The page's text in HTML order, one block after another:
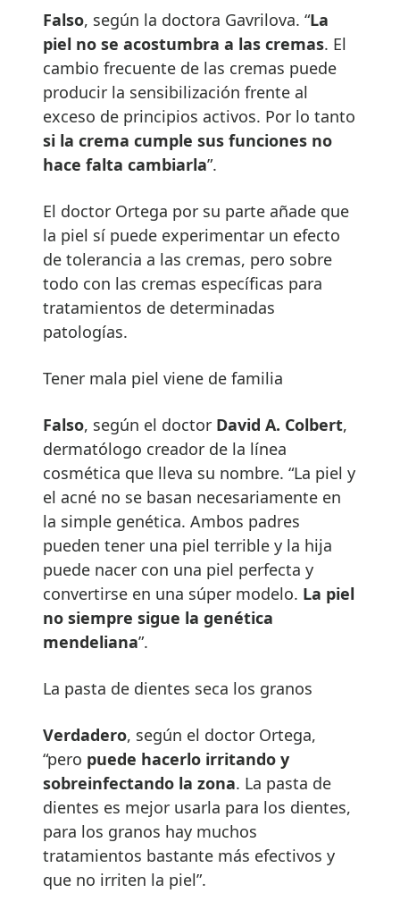
Falso, según la doctora Gavrilova. “La
piel no se acostumbra a las cremas. El
cambio frecuente de las cremas puede
producir la sensibilización frente al
exceso de principios activos. Por lo tanto
si la crema cumple sus funciones no
hace falta cambiarla”.
El doctor Ortega por su parte añade que
la piel sí puede experimentar un efecto
de tolerancia a las cremas, pero sobre
todo con las cremas específicas para
tratamientos de determinadas
patologías.
Tener mala piel viene de familia
Falso, según el doctor David A. Colbert,
dermatólogo creador de la línea
cosmética que lleva su nombre. “La piel y
el acné no se basan necesariamente en
la simple genética. Ambos padres
pueden tener una piel terrible y la hija
puede nacer con una piel perfecta y
convertirse en una súper modelo. La piel
no siempre sigue la genética
mendeliana”.
La pasta de dientes seca los granos
Verdadero, según el doctor Ortega,
“pero puede hacerlo irritando y
sobreinfectando la zona. La pasta de
dientes es mejor usarla para los dientes,
para los granos hay muchos
tratamientos bastante más efectivos y
que no irriten la piel”.